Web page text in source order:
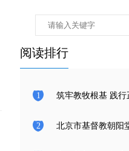
阅读排行
1 筑牢教牧根基 践行
2